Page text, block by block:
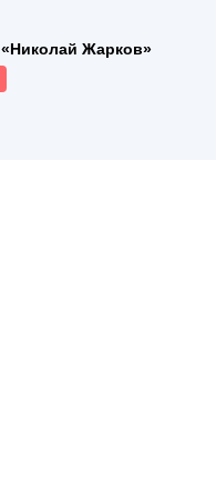
Жарков»